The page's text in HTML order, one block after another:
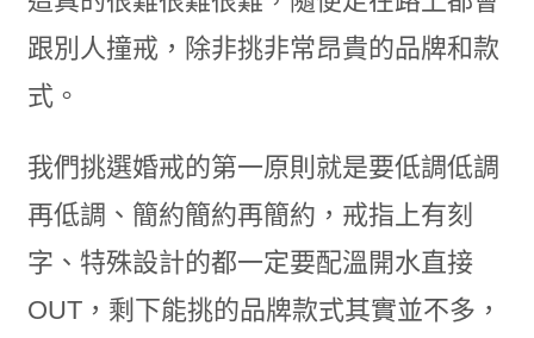
跟別人撞戒，除非挑非常昂貴的品牌和款
式。
我們挑選婚戒的第一原則就是要低調低調
再低調、簡約簡約再簡約，戒指上有刻
字、特殊設計的都一定要配溫開水直接
OUT，剩下能挑的品牌款式其實並不多，